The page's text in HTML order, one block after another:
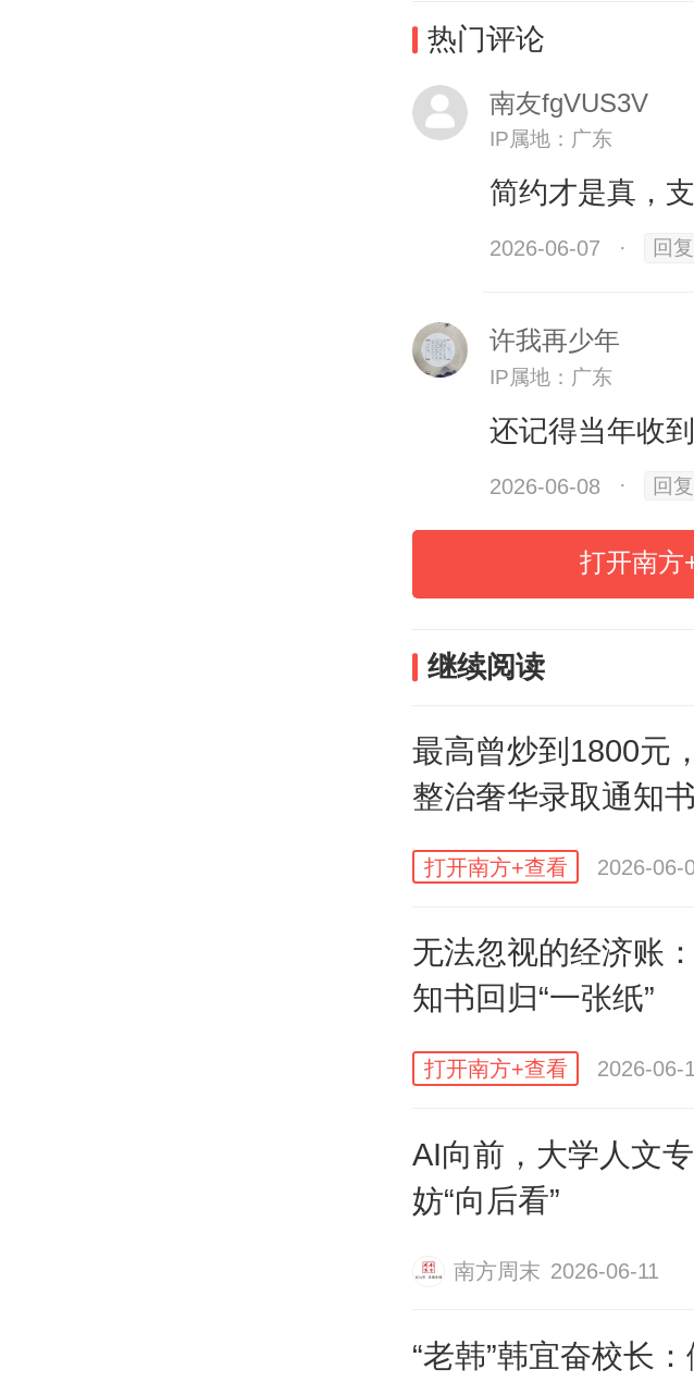
有很强的现实性和
知书回归最原始的
是“告知录取”，实
便可轻松传递。此
藏了一张做工并不
持如此凭证的西南
的旷世绝唱。大学
非有通知书之奢也
综观近年高校“卷”
其负面影响也被越
新生加起来便是一
热门评论
南友fgVUS3V
IP属地：广东
简约才是真，
2026-06-07 · 回复
许我再少年
IP属地：广东
还记得当年收
2026-06-08 · 回复
打开南方
继续阅读
最高曾炒到1800元
整治奢华录取通知书
打开南方+查看 2026-06-
无法忽视的经济账
知书回归“一张纸”
打开南方+查看 2026-06-
AI向前，大学人文
妨“向后看”
南方周末 2026-06-11
“老韩”韩宜奋校长：